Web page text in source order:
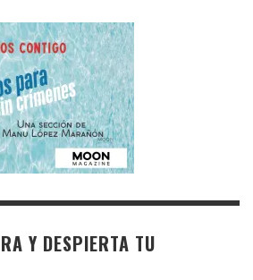
Y DESPIERTA TU